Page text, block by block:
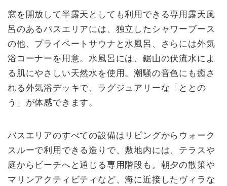
窓を開放して半露天としても利用できる専用露天風
呂のあるバスエリアには、独立したシャワーブース
の他、プライベートサウナと水風呂、さらには外気
浴コーナーを用意。水風呂には、鋸山の伏流水によ
る肌にやさしい天然水を使用。潮騒の音色にも癒さ
れる外気浴デッキで、ラグジュアリーな「ととの
う」が体感できます。
バスエリアのすべての設備はリビングからウォーク
スルーで利用できる造りで、敷地内には、テラスや
庭からビーチへと通じる専用階段も。朝夕の散策や
マリンアクティビティなど、海に近接したヴィラな